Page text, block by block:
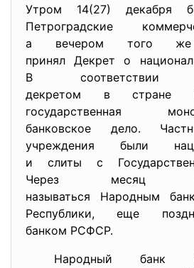
Утром 14(27) декабря
Петроградские
а вечером того
принял Декрет о
В
декретом в стране
государственная
банковское дело.
учреждения были
и слиты с
Через месяц
называться Народным
Республики, еще
банком РСФСР.
Народный банк